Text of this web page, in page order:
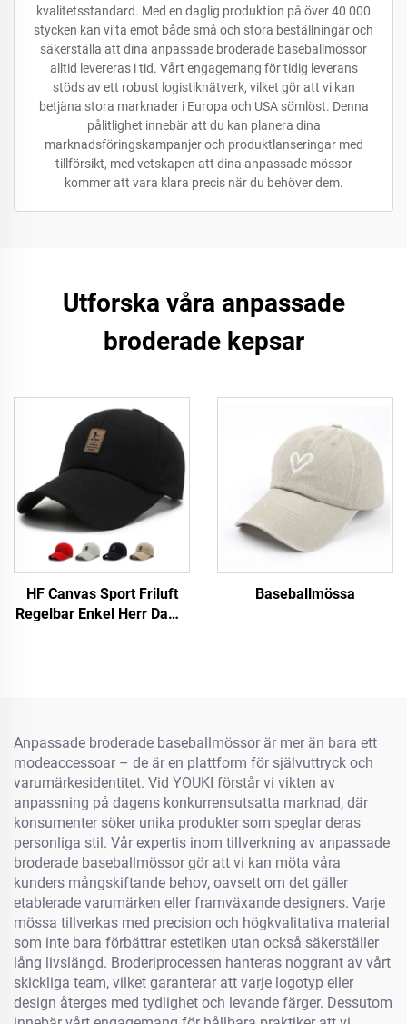
kvalitetsstandard. Med en daglig produktion på över 40 000
stycken kan vi ta emot både små och stora beställningar och
säkerställa att dina anpassade broderade baseballmössor
alltid levereras i tid. Vårt engagemang för tidig leverans
stöds av ett robust logistiknätverk, vilket gör att vi kan
betjäna stora marknader i Europa och USA sömlöst. Denna
pålitlighet innebär att du kan planera dina
marknadsföringskampanjer och produktlanseringar med
tillförsikt, med vetskapen att dina anpassade mössor
kommer att vara klara precis när du behöver dem.
Utforska våra anpassade
broderade kepsar
HF Canvas Sport Friluft
Regelbar Enkel Herr Dams
Baseballmössa
Anpassade broderade baseballmössor är mer än bara ett
modeaccessoar – de är en plattform för självuttryck och
varumärkesidentitet. Vid YOUKI förstår vi vikten av
anpassning på dagens konkurrensutsatta marknad, där
konsumenter söker unika produkter som speglar deras
personliga stil. Vår expertis inom tillverkning av anpassade
broderade baseballmössor gör att vi kan möta våra
kunders mångskiftande behov, oavsett om det gäller
etablerade varumärken eller framväxande designers. Varje
mössa tillverkas med precision och högkvalitativa material
som inte bara förbättrar estetiken utan också säkerställer
lång livslängd. Broderiprocessen hanteras noggrant av vårt
skickliga team, vilket garanterar att varje logotyp eller
design återges med tydlighet och levande färger. Dessutom